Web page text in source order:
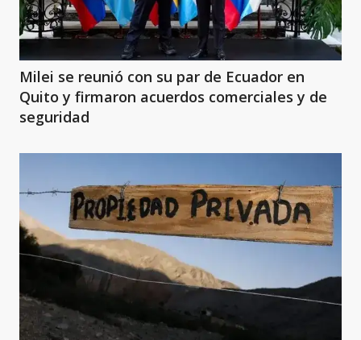
Milei se reunió con su par de Ecuador en
Quito y firmaron acuerdos comerciales y de
seguridad